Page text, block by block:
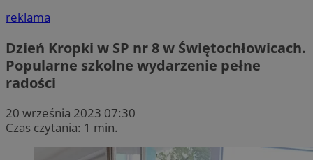
reklama
Dzień Kropki w SP nr 8 w Świętochłowicach.
Popularne szkolne wydarzenie pełne
radości
20 września 2023 07:30
Czas czytania: 1 min.